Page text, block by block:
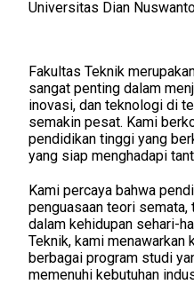
Universitas Dian
Fakultas Teknik
sangat penting dalam
inovasi, dan teknologi di
semakin pesat. Kami
pendidikan tinggi yang
yang siap menghadapi
Kami percaya bahwa
penguasaan teori
dalam kehidupan sehari-
Teknik, kami menawarkan
berbagai program studi
memenuhi kebutuhan